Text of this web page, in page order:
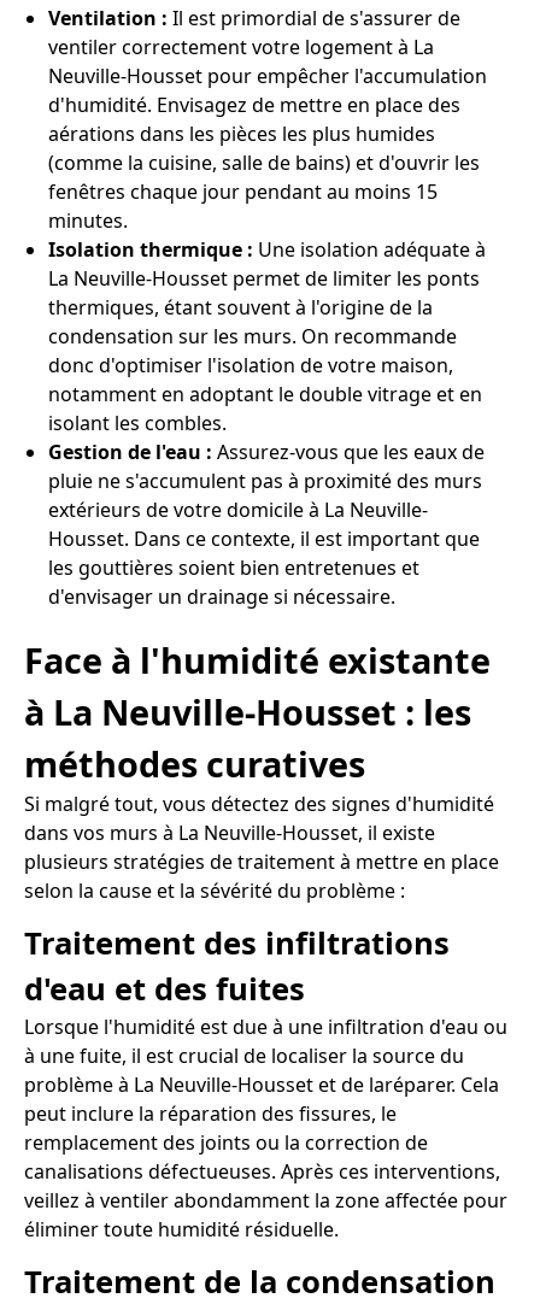
Ventilation : Il est primordial de s'assurer de
ventiler correctement votre logement à La
Neuville-Housset pour empêcher l'accumulation
d'humidité. Envisagez de mettre en place des
aérations dans les pièces les plus humides
(comme la cuisine, salle de bains) et d'ouvrir les
fenêtres chaque jour pendant au moins 15
minutes.
Isolation thermique : Une isolation adéquate à
La Neuville-Housset permet de limiter les ponts
thermiques, étant souvent à l'origine de la
condensation sur les murs. On recommande
donc d'optimiser l'isolation de votre maison,
notamment en adoptant le double vitrage et en
isolant les combles.
Gestion de l'eau : Assurez-vous que les eaux de
pluie ne s'accumulent pas à proximité des murs
extérieurs de votre domicile à La Neuville-
Housset. Dans ce contexte, il est important que
les gouttières soient bien entretenues et
d'envisager un drainage si nécessaire.
Face à l'humidité existante
à La Neuville-Housset : les
méthodes curatives
Si malgré tout, vous détectez des signes d'humidité
dans vos murs à La Neuville-Housset, il existe
plusieurs stratégies de traitement à mettre en place
selon la cause et la sévérité du problème :
Traitement des infiltrations
d'eau et des fuites
Lorsque l'humidité est due à une infiltration d'eau ou
à une fuite, il est crucial de localiser la source du
problème à La Neuville-Housset et de laréparer. Cela
peut inclure la réparation des fissures, le
remplacement des joints ou la correction de
canalisations défectueuses. Après ces interventions,
veillez à ventiler abondamment la zone affectée pour
éliminer toute humidité résiduelle.
Traitement de la condensation